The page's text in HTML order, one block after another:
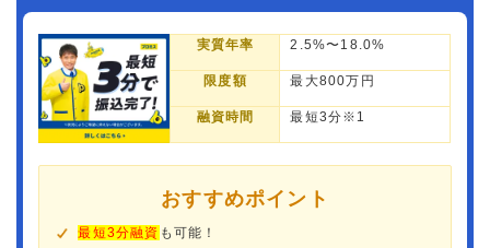
実質年率 2.5%〜18.0%
限度額 最大800万円
融資時間 最短3分※1
おすすめポイント
最短3分融資 も可能！